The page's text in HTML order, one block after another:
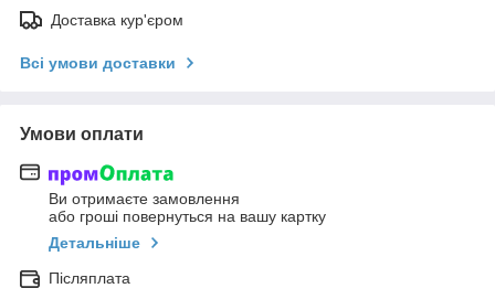
Доставка кур'єром
Всі умови доставки
Умови оплати
Ви отримаєте замовлення
або гроші повернуться на вашу картку
Детальніше
Післяплата